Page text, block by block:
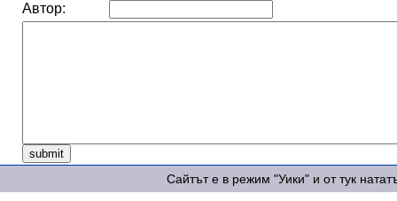
Автор:
Сайтът е в режим "Уики" и от тук